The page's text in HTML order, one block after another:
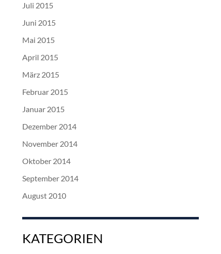
Juli 2015
Juni 2015
Mai 2015
April 2015
März 2015
Februar 2015
Januar 2015
Dezember 2014
November 2014
Oktober 2014
September 2014
August 2010
KATEGORIEN